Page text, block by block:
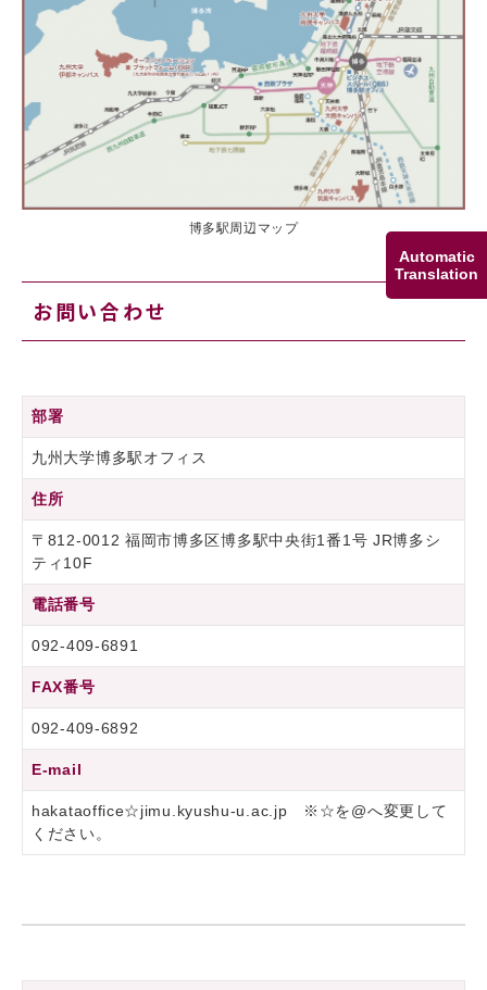
Automatic
Translation
博多駅周辺マップ
お問い合わせ
部署
九州大学博多駅オフィス
住所
〒812-0012 福岡市博多区博多駅中央街1番1号 JR博多シ
ティ10F
電話番号
092-409-6891
FAX番号
092-409-6892
E-mail
hakataoffice☆jimu.kyushu-u.ac.jp ※☆を@へ変更して
ください。